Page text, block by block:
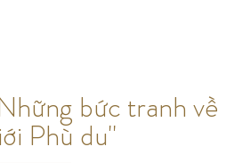
bức tranh về
Phù du"